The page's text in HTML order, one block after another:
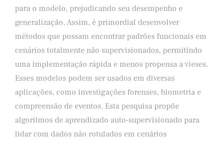
para o modelo, prejudicando seu desempenho e
generalização. Assim, é primordial desenvolver
métodos que possam encontrar padrões funcionais em
cenários totalmente não supervisionados, permitindo
uma implementação rápida e menos propensa a vieses.
Esses modelos podem ser usados em diversas
aplicações, como investigações forenses, biometria e
compreensão de eventos. Esta pesquisa propõe
algoritmos de aprendizado auto-supervisionado para
lidar com dados não rotulados em cenários